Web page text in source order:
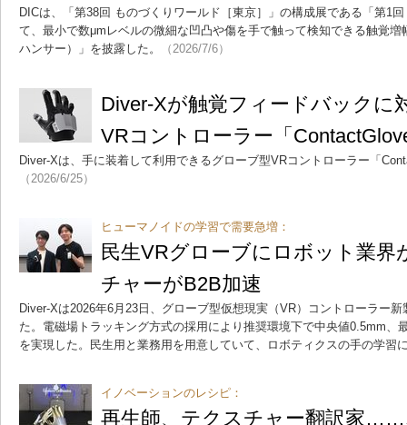
DICは、「第38回 ものづくりワールド［東京］」の構成展である「第1
て、最小で数μmレベルの微細な凹凸や傷を手で触って検知できる触覚
ハンサー）」を披露した。
（2026/7/6）
Diver-Xが触覚フィードバックに
VRコントローラー「
Diver-Xは、手に装着して利用できるグローブ型VRコントローラー「
（2026/6/25）
ヒューマノイドの学習で需要急増：
民生VRグローブにロボット業
チャーがB2B加速
Diver-Xは2026年6月23日、グローブ型仮想現実（VR）コントローラー
た。電磁場トラッキング方式の採用により推奨環境下で中央値0.5mm、
を実現した。民生用と業務用を用意していて、ロボティクスの手の学習
イノベーションのレシピ：
再生師、テクスチャー翻訳家